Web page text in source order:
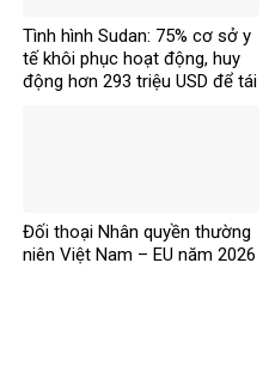
Tình hình Sudan: 75% cơ sở y
tế khôi phục hoạt động, huy
động hơn 293 triệu USD để tái
Đối thoại Nhân quyền thường
niên Việt Nam – EU năm 2026